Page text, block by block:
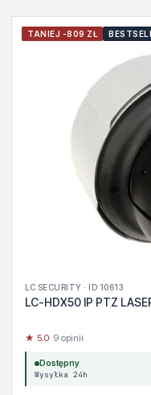
TANIEJ -809 ZŁ
LC SECURITY · ID 10613
LC-HDX50 IP PTZ
★ 5.0· 9 opinii
Dostępny
Wysyłka 24h